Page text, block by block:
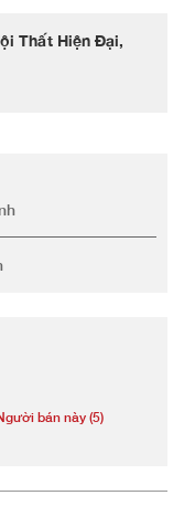
Thất Hiện Đại,
bán này (5)